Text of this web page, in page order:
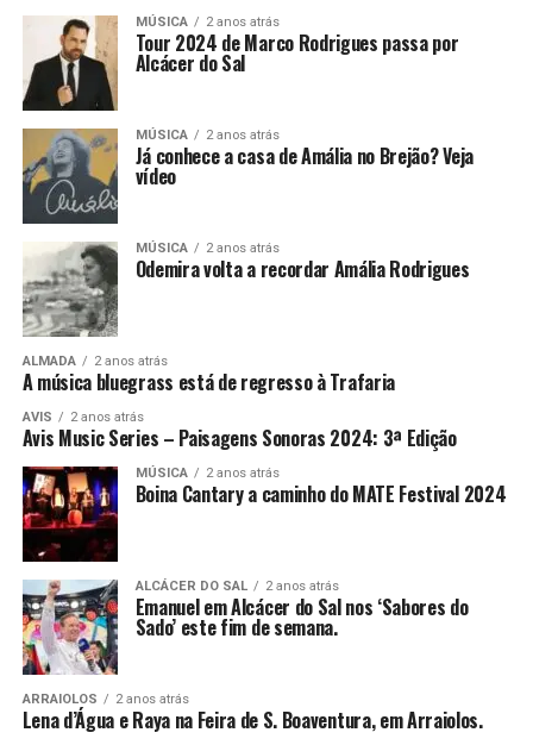
MÚSICA 2 anos atrás
Tour 2024 de Marco Rodrigues passa por
Alcácer do Sal
MÚSICA 2 anos atrás
Já conhece a casa de Amália no Brejão? Veja
vídeo
MÚSICA 2 anos atrás
Odemira volta a recordar Amália Rodrigues
ALMADA 2 anos atrás
A música bluegrass está de regresso à Trafaria
AVIS 2 anos atrás
Avis Music Series – Paisagens Sonoras 2024: 3ª Edição
MÚSICA 2 anos atrás
Boina Cantary a caminho do MATE Festival 2024
ALCÁCER DO SAL 2 anos atrás
Emanuel em Alcácer do Sal nos ‘Sabores do
Sado’ este fim de semana.
ARRAIOLOS 2 anos atrás
Lena d’Água e Raya na Feira de S. Boaventura, em Arraiolos.